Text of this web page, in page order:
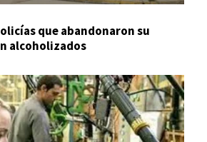
que abandonaron su
alcoholizados